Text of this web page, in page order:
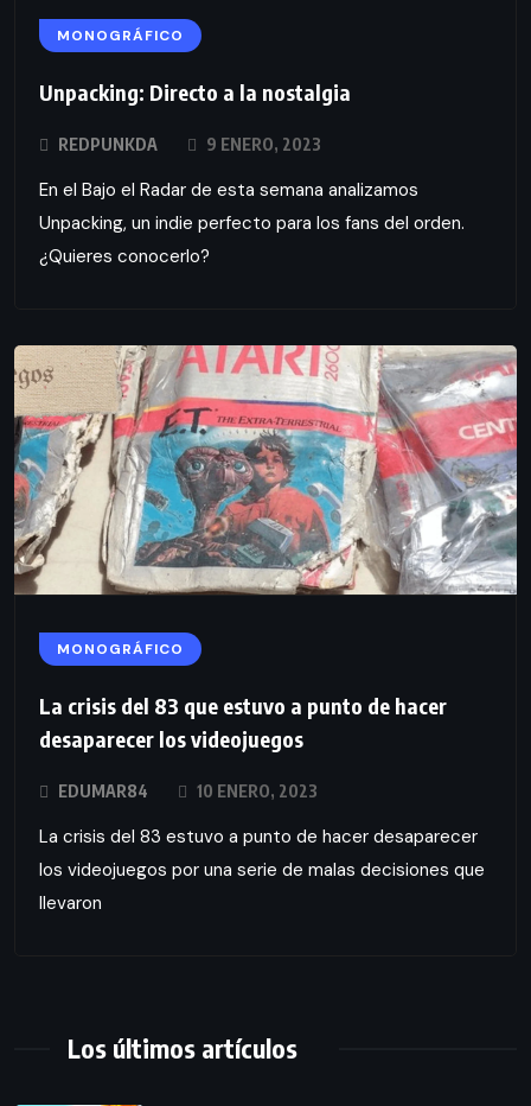
MONOGRÁFICO
Unpacking: Directo a la nostalgia
REDPUNKDA 9 ENERO, 2023
En el Bajo el Radar de esta semana analizamos
Unpacking, un indie perfecto para los fans del orden.
¿Quieres conocerlo?
MONOGRÁFICO
La crisis del 83 que estuvo a punto de hacer
desaparecer los videojuegos
EDUMAR84 10 ENERO, 2023
La crisis del 83 estuvo a punto de hacer desaparecer
los videojuegos por una serie de malas decisiones que
llevaron
Los últimos artículos